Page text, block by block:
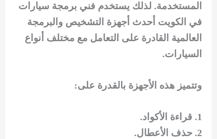
المستخدمة. لذلك يستخدم فني برمجة سيارات
في الكويت أحدث أجهزة التشخيص والبرمجة
العالمية القادرة على التعامل مع مختلف أنواع
السيارات.
وتتميز هذه الأجهزة بالقدرة على:
قراءة الأكواد.
حذف الأعطال.